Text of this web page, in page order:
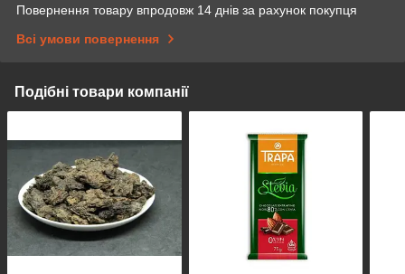
Повернення товару впродовж 14 днів за рахунок покупця
Всі умови повернення
Подібні товари компанії